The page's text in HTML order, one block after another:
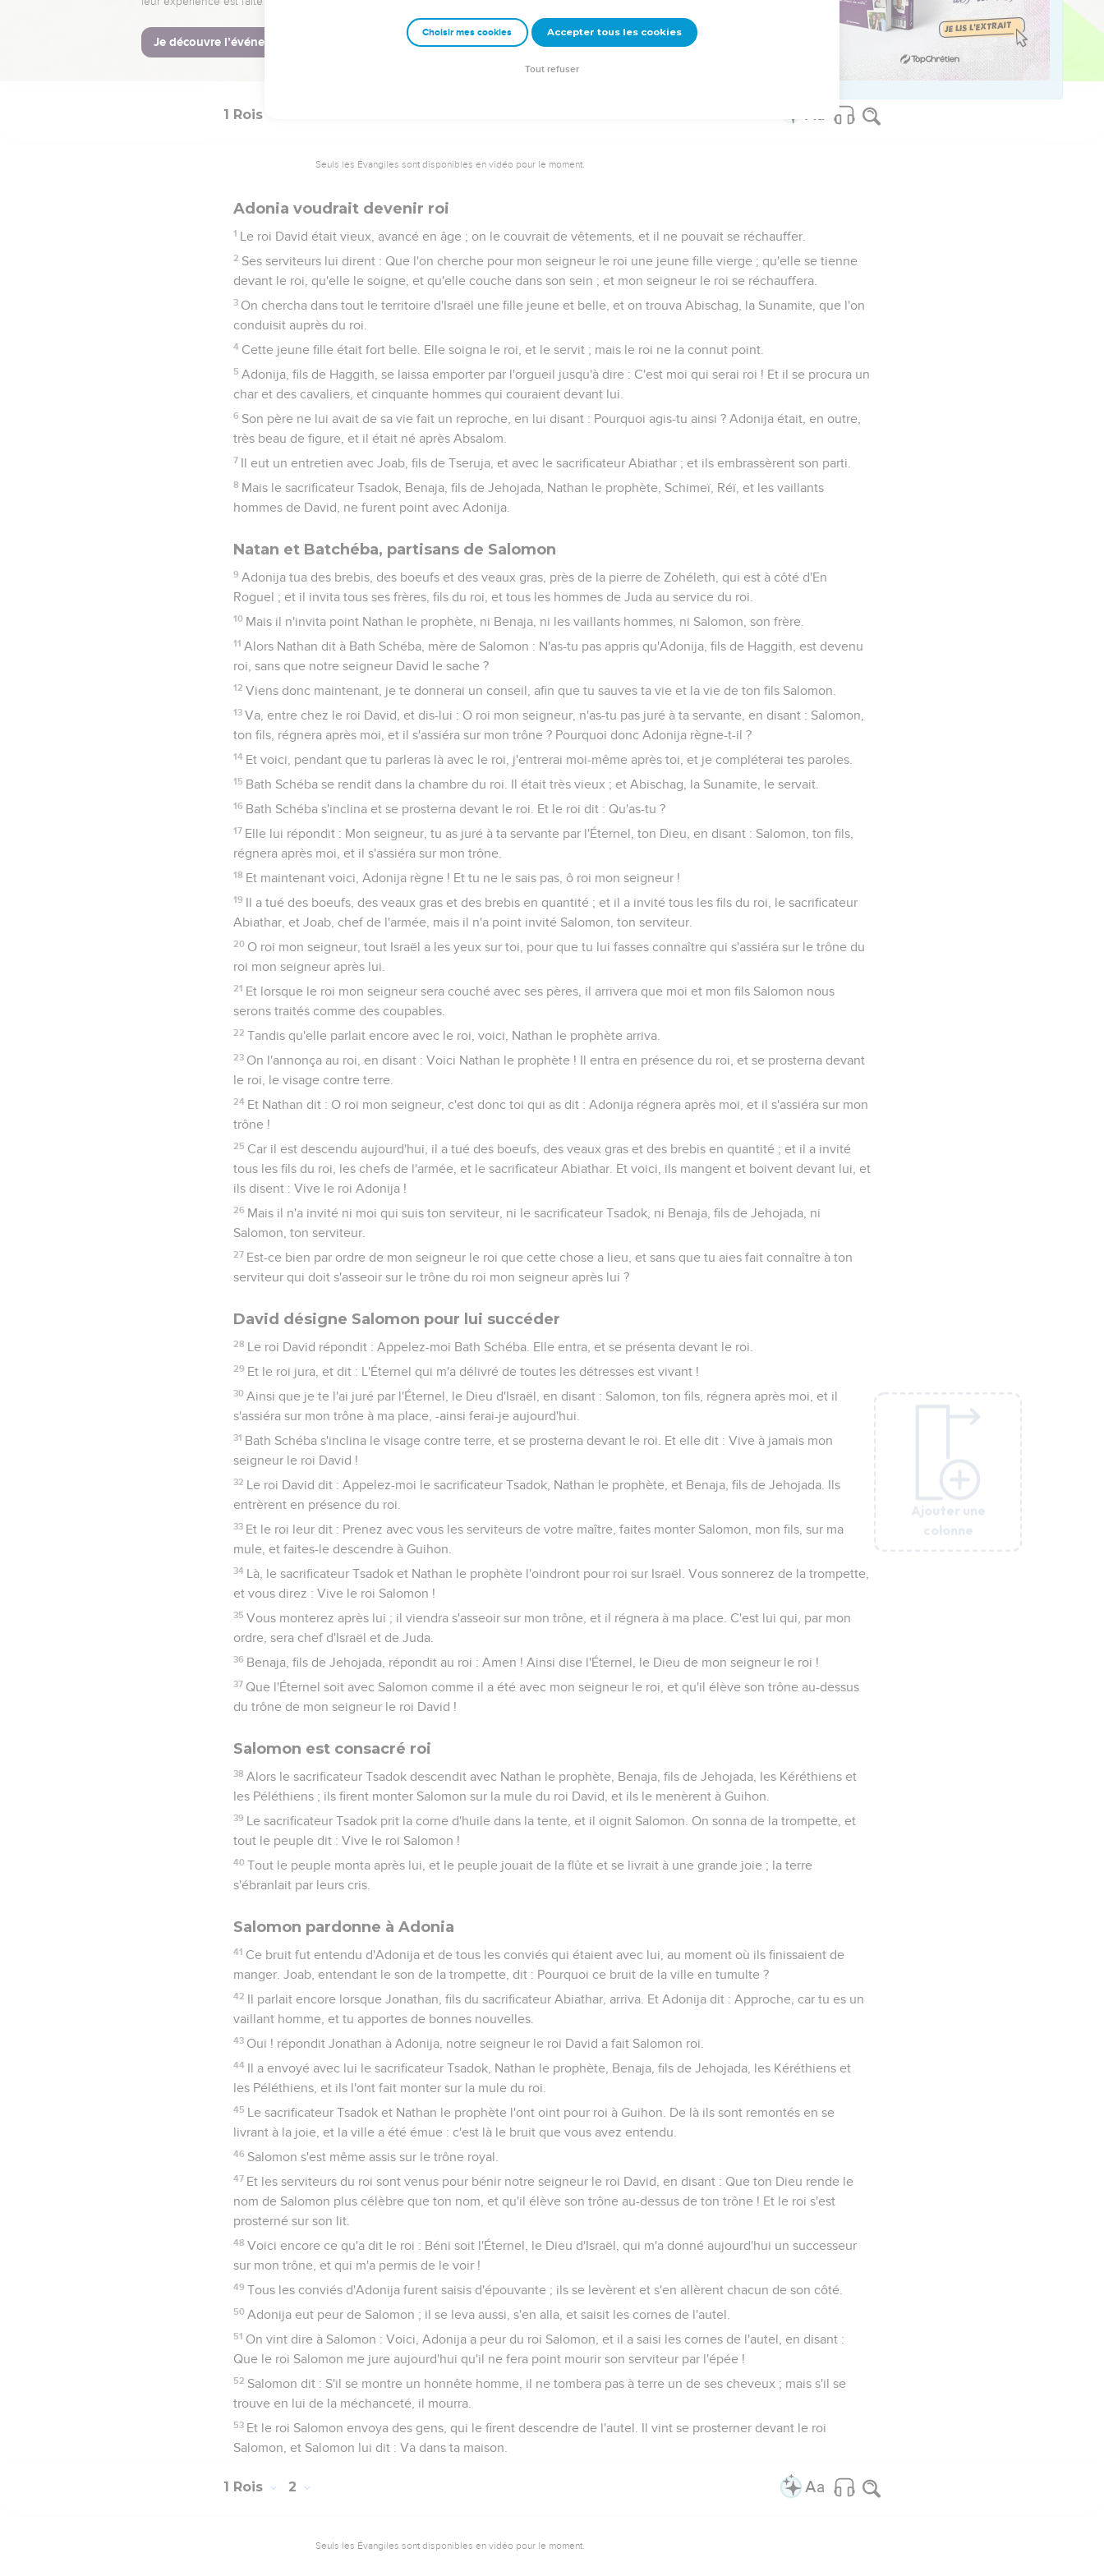
La Bible Du Semeur Copyright © 1992, 1999 by Biblica, Inc.® Used by permission. All rights reserved worldwide.
1 Rois
Seuls les Évangiles sont disponibles en vidéo pour le moment.
Adonia voudrait devenir roi
1 Le roi David était vieux, avancé en âge ; on le couvrait de vêtements, et il ne pouvait se réchauffer.
2 Ses serviteurs lui dirent : Que l'on cherche pour mon seigneur le roi une jeune fille vierge ; qu'elle se tienne
devant le roi, qu'elle le soigne, et qu'elle couche dans son sein ; et mon seigneur le roi se réchauffera.
3 On chercha dans tout le territoire d'Israël une fille jeune et belle, et on trouva Abischag, la Sunamite, que l'on
conduisit auprès du roi.
4 Cette jeune fille était fort belle. Elle soigna le roi, et le servit ; mais le roi ne la connut point.
5 Adonija, fils de Haggith, se laissa emporter par l'orgueil jusqu'à dire : C'est moi qui serai roi ! Et il se procura un
char et des cavaliers, et cinquante hommes qui couraient devant lui.
6 Son père ne lui avait de sa vie fait un reproche, en lui disant : Pourquoi agis-tu ainsi ? Adonija était, en outre,
très beau de figure, et il était né après Absalom.
7 Il eut un entretien avec Joab, fils de Tseruja, et avec le sacrificateur Abiathar ; et ils embrassèrent son parti.
8 Mais le sacrificateur Tsadok, Benaja, fils de Jehojada, Nathan le prophète, Schimeï, Réï, et les vaillants
hommes de David, ne furent point avec Adonija.
Natan et Batchéba, partisans de Salomon
9 Adonija tua des brebis, des boeufs et des veaux gras, près de la pierre de Zohéleth, qui est à côté d'En
Roguel ; et il invita tous ses frères, fils du roi, et tous les hommes de Juda au service du roi.
10 Mais il n'invita point Nathan le prophète, ni Benaja, ni les vaillants hommes, ni Salomon, son frère.
11 Alors Nathan dit à Bath Schéba, mère de Salomon : N'as-tu pas appris qu'Adonija, fils de Haggith, est devenu
roi, sans que notre seigneur David le sache ?
12 Viens donc maintenant, je te donnerai un conseil, afin que tu sauves ta vie et la vie de ton fils Salomon.
13 Va, entre chez le roi David, et dis-lui : O roi mon seigneur, n'as-tu pas juré à ta servante, en disant : Salomon,
ton fils, régnera après moi, et il s'assiéra sur mon trône ? Pourquoi donc Adonija règne-t-il ?
14 Et voici, pendant que tu parleras là avec le roi, j'entrerai moi-même après toi, et je compléterai tes paroles.
15 Bath Schéba se rendit dans la chambre du roi. Il était très vieux ; et Abischag, la Sunamite, le servait.
16 Bath Schéba s'inclina et se prosterna devant le roi. Et le roi dit : Qu'as-tu ?
17 Elle lui répondit : Mon seigneur, tu as juré à ta servante par l'Éternel, ton Dieu, en disant : Salomon, ton fils,
régnera après moi, et il s'assiéra sur mon trône.
18 Et maintenant voici, Adonija règne ! Et tu ne le sais pas, ô roi mon seigneur !
19 Il a tué des boeufs, des veaux gras et des brebis en quantité ; et il a invité tous les fils du roi, le sacrificateur
Abiathar, et Joab, chef de l'armée, mais il n'a point invité Salomon, ton serviteur.
20 O roi mon seigneur, tout Israël a les yeux sur toi, pour que tu lui fasses connaître qui s'assiéra sur le trône du
roi mon seigneur après lui.
21 Et lorsque le roi mon seigneur sera couché avec ses pères, il arrivera que moi et mon fils Salomon nous
serons traités comme des coupables.
22 Tandis qu'elle parlait encore avec le roi, voici, Nathan le prophète arriva.
23 On l'annonça au roi, en disant : Voici Nathan le prophète ! Il entra en présence du roi, et se prosterna devant
le roi, le visage contre terre.
24 Et Nathan dit : O roi mon seigneur, c'est donc toi qui as dit : Adonija régnera après moi, et il s'assiéra sur mon
trône !
25 Car il est descendu aujourd'hui, il a tué des boeufs, des veaux gras et des brebis en quantité ; et il a invité
tous les fils du roi, les chefs de l'armée, et le sacrificateur Abiathar. Et voici, ils mangent et boivent devant lui, et
ils disent : Vive le roi Adonija !
26 Mais il n'a invité ni moi qui suis ton serviteur, ni le sacrificateur Tsadok, ni Benaja, fils de Jehojada, ni
Salomon, ton serviteur.
27 Est-ce bien par ordre de mon seigneur le roi que cette chose a lieu, et sans que tu aies fait connaître à ton
serviteur qui doit s'asseoir sur le trône du roi mon seigneur après lui ?
David désigne Salomon pour lui succéder
28 Le roi David répondit : Appelez-moi Bath Schéba. Elle entra, et se présenta devant le roi.
29 Et le roi jura, et dit : L'Éternel qui m'a délivré de toutes les détresses est vivant !
30 Ainsi que je te l'ai juré par l'Éternel, le Dieu d'Israël, en disant : Salomon, ton fils, régnera après moi, et il
s'assiéra sur mon trône à ma place, -ainsi ferai-je aujourd'hui.
31 Bath Schéba s'inclina le visage contre terre, et se prosterna devant le roi. Et elle dit : Vive à jamais mon
seigneur le roi David !
32 Le roi David dit : Appelez-moi le sacrificateur Tsadok, Nathan le prophète, et Benaja, fils de Jehojada. Ils
entrèrent en présence du roi.
33 Et le roi leur dit : Prenez avec vous les serviteurs de votre maître, faites monter Salomon, mon fils, sur ma
mule, et faites-le descendre à Guihon.
34 Là, le sacrificateur Tsadok et Nathan le prophète l'oindront pour roi sur Israël. Vous sonnerez de la trompette,
et vous direz : Vive le roi Salomon !
35 Vous monterez après lui ; il viendra s'asseoir sur mon trône, et il régnera à ma place. C'est lui qui, par mon
ordre, sera chef d'Israël et de Juda.
36 Benaja, fils de Jehojada, répondit au roi : Amen ! Ainsi dise l'Éternel, le Dieu de mon seigneur le roi !
37 Que l'Éternel soit avec Salomon comme il a été avec mon seigneur le roi, et qu'il élève son trône au-dessus
du trône de mon seigneur le roi David !
Salomon est consacré roi
38 Alors le sacrificateur Tsadok descendit avec Nathan le prophète, Benaja, fils de Jehojada, les Kéréthiens et
les Péléthiens ; ils firent monter Salomon sur la mule du roi David, et ils le menèrent à Guihon.
39 Le sacrificateur Tsadok prit la corne d'huile dans la tente, et il oignit Salomon. On sonna de la trompette, et
tout le peuple dit : Vive le roi Salomon !
40 Tout le peuple monta après lui, et le peuple jouait de la flûte et se livrait à une grande joie ; la terre
s'ébranlait par leurs cris.
Salomon pardonne à Adonia
41 Ce bruit fut entendu d'Adonija et de tous les conviés qui étaient avec lui, au moment où ils finissaient de
manger. Joab, entendant le son de la trompette, dit : Pourquoi ce bruit de la ville en tumulte ?
42 Il parlait encore lorsque Jonathan, fils du sacrificateur Abiathar, arriva. Et Adonija dit : Approche, car tu es un
vaillant homme, et tu apportes de bonnes nouvelles.
43 Oui ! répondit Jonathan à Adonija, notre seigneur le roi David a fait Salomon roi.
44 Il a envoyé avec lui le sacrificateur Tsadok, Nathan le prophète, Benaja, fils de Jehojada, les Kéréthiens et
les Péléthiens, et ils l'ont fait monter sur la mule du roi.
45 Le sacrificateur Tsadok et Nathan le prophète l'ont oint pour roi à Guihon. De là ils sont remontés en se
livrant à la joie, et la ville a été émue : c'est là le bruit que vous avez entendu.
46 Salomon s'est même assis sur le trône royal.
47 Et les serviteurs du roi sont venus pour bénir notre seigneur le roi David, en disant : Que ton Dieu rende le
nom de Salomon plus célèbre que ton nom, et qu'il élève son trône au-dessus de ton trône ! Et le roi s'est
prosterné sur son lit.
48 Voici encore ce qu'a dit le roi : Béni soit l'Éternel, le Dieu d'Israël, qui m'a donné aujourd'hui un successeur
sur mon trône, et qui m'a permis de le voir !
49 Tous les conviés d'Adonija furent saisis d'épouvante ; ils se levèrent et s'en allèrent chacun de son côté.
50 Adonija eut peur de Salomon ; il se leva aussi, s'en alla, et saisit les cornes de l'autel.
51 On vint dire à Salomon : Voici, Adonija a peur du roi Salomon, et il a saisi les cornes de l'autel, en disant :
Que le roi Salomon me jure aujourd'hui qu'il ne fera point mourir son serviteur par l'épée !
52 Salomon dit : S'il se montre un honnête homme, il ne tombera pas à terre un de ses cheveux ; mais s'il se
trouve en lui de la méchanceté, il mourra.
53 Et le roi Salomon envoya des gens, qui le firent descendre de l'autel. Il vint se prosterner devant le roi
Salomon, et Salomon lui dit : Va dans ta maison.
Ajouter une
colonne
1 Rois 2
Seuls les Évangiles sont disponibles en vidéo pour le moment.
Ajouter une
colonne
Ajouter une
colonne
Ajouter une
colonne
Ajouter une
colonne
Choisir mes cookies Accepter tous les cookies
Tout refuser